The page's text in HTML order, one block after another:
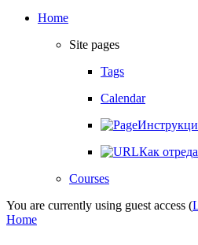
Home
Site pages
Tags
Calendar
Как
Courses
You are currently using guest access (
Home